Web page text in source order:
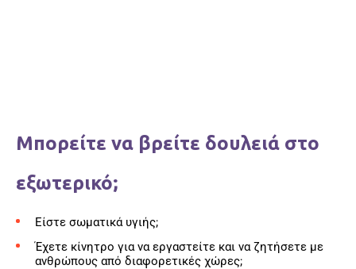
Μπορείτε να βρείτε δουλειά στο
εξωτερικό;
Είστε σωματικά υγιής;
Έχετε κίνητρο για να εργαστείτε και να ζητήσετε με
ανθρώπους από διαφορετικές χώρες;